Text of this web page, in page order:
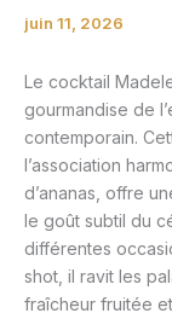
juin 11, 2026
Le cocktail
gourmandise de
contemporain.
l’association
d’ananas, offre
le goût subtil du
différentes
shot, il ravit les
fraîcheur fruitée